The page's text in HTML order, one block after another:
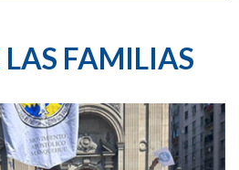
LAS FAMILIAS